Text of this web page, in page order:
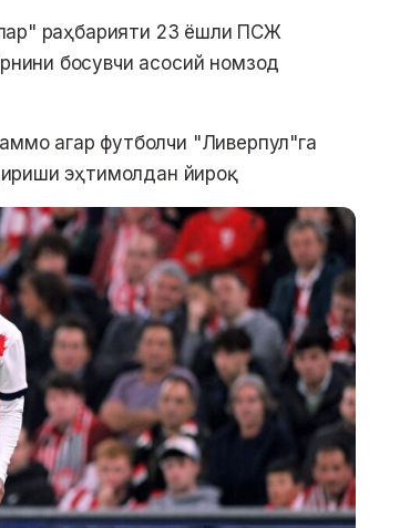
раҳбарияти 23 ёшли ПСЖ
босувчи асосий номзод
агар футболчи "Ливерпул"га
эҳтимолдан йироқ.